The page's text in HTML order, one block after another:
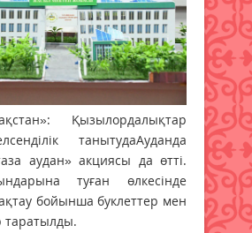
Қызылордалықтар
танытудаАуданда
аудан» акциясы да өтті.
туған өлкесінде
бойынша буклеттер мен